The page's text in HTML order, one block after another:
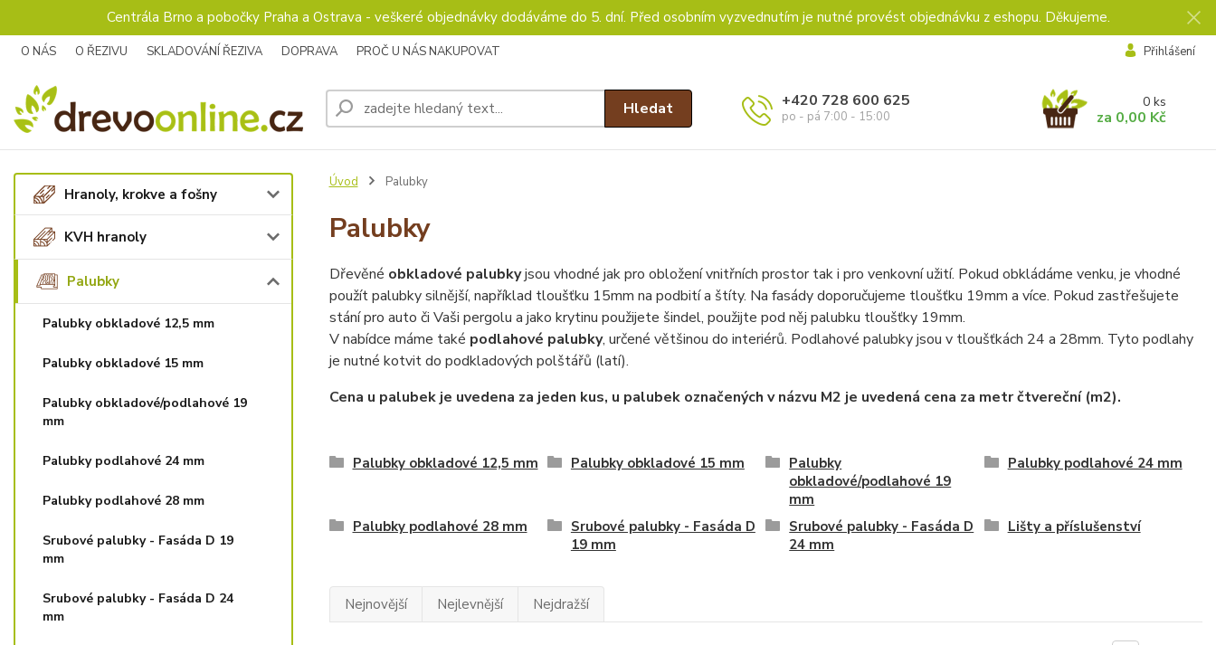
Centrála Brno a pobočky Praha a Ostrava - veškeré objednávky dodáváme do 5. dní. Před osobním vyzvednutím je nutné provést objednávku z eshopu. Děkujeme.
O NÁS O ŘEZIVU SKLADOVÁNÍ ŘEZIVA DOPRAVA PROČ U NÁS NAKUPOVAT Přihlášení
Hledat +420 728 600 625
po - pá 7:00 - 15:00
0 ks
za 0,00 Kč
Hranoly, krokve a fošny
KVH hranoly
Palubky
Palubky obkladové 12,5 mm
Palubky obkladové 15 mm
Palubky obkladové/podlahové 19
mm
Palubky podlahové 24 mm
Palubky podlahové 28 mm
Srubové palubky - Fasáda D 19
mm
Srubové palubky - Fasáda D 24
mm
Úvod Palubky
Palubky
Dřevěné obkladové palubkyjsou vhodné jak pro obložení vnitřních prostor tak i pro venkovní užití. Pokud obkládáme venku, je vhodné
použít palubky silnější, například tloušťku 15mm na podbití a štíty. Na fasády doporučujeme tloušťku 19mm a více. Pokud zastřešujete
stání pro auto či Vaši pergolu a jako krytinu použijete šindel, použijte pod něj palubku tloušťky 19mm.
V nabídce máme také podlahové palubky, určené většinou do interiérů. Podlahové palubky jsou v tloušťkách 24 a 28mm. Tyto podlahy
je nutné kotvit do podkladových polštářů (latí).
Cena u palubek je uvedena za jeden kus, u palubek označených v názvu M2 je uvedená cena za metr čtvereční (m2).
Palubky obkladové 12,5 mm Palubky obkladové 15 mm
Palubky
obkladové/podlahové 19
mm
Palubky podlahové 24 mm
Palubky podlahové 28 mm
Srubové palubky - Fasáda D
19 mm
Srubové palubky - Fasáda D
24 mm
Lišty a příslušenství
Nejnovější Nejlevnější Nejdražší